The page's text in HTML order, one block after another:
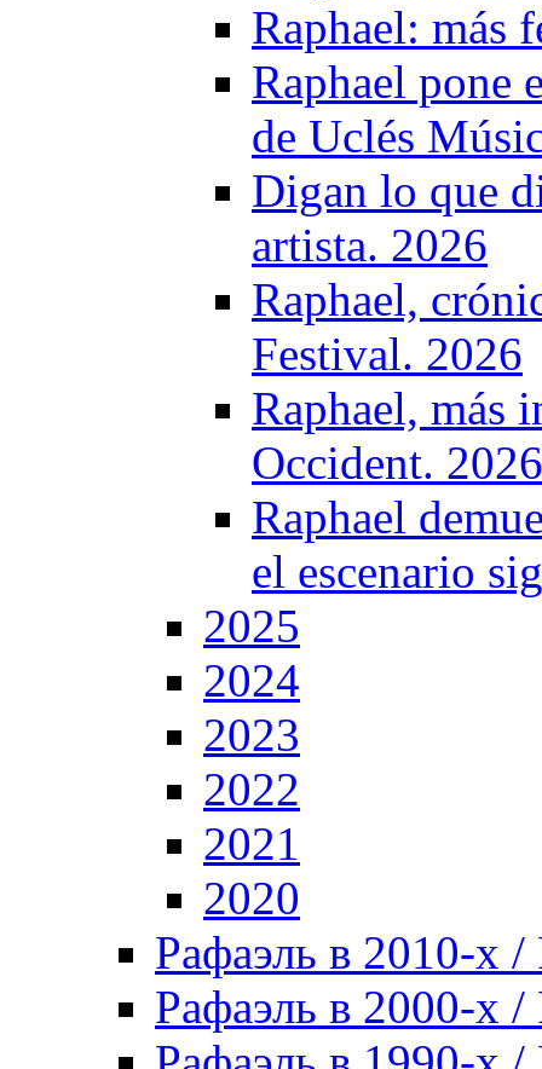
Raphael: más
Raphael pone
de Uclés
Digan lo que
artista. 2026
Raphael,
Festival. 2026
Raphael, más
Occident. 2026
Raphael
el escenario
2025
2024
2023
2022
2021
2020
Рафаэль в 2010-х /
Рафаэль в 2000-х /